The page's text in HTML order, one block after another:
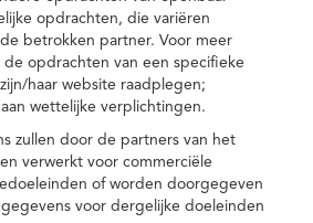
opdrachten, die variëren
betrokken partner. Voor meer
de opdrachten van een specifieke
haar website raadplegen;
wettelijke verplichtingen.
zullen door de partners van het
verwerkt voor commerciële
of worden doorgegeven
voor dergelijke doeleinden